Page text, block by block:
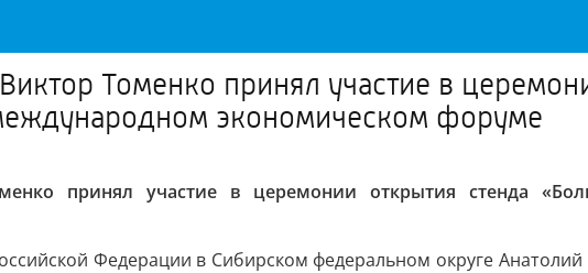
Томенко принял участие в
экономическом форуме
принял участие в церемонии открытия стенда
Федерации в Сибирском федеральном округе